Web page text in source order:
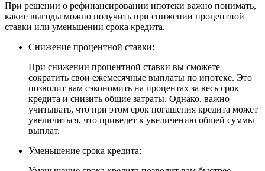
При решении о рефинансировании ипотеки важно понимать,
какие выгоды можно получить при снижении процентной
ставки или уменьшении срока кредита.
Снижение процентной ставки:
При снижении процентной ставки вы сможете
сократить свои ежемесячные выплаты по ипотеке. Это
позволит вам сэкономить на процентах за весь срок
кредита и снизить общие затраты. Однако, важно
учитывать, что при этом срок погашения кредита может
увеличиться, что приведет к увеличению общей суммы
выплат.
Уменьшение срока кредита: